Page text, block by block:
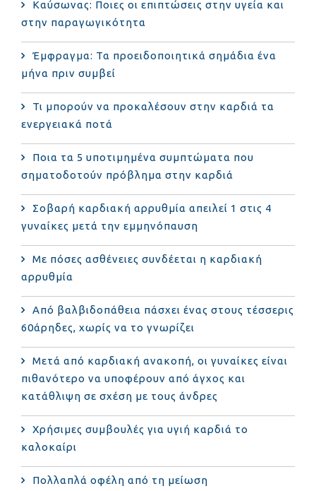
Καύσωνας: Ποιες οι επιπτώσεις στην υγεία και
στην παραγωγικότητα
Έμφραγμα: Τα προειδοποιητικά σημάδια ένα
μήνα πριν συμβεί
Τι μπορούν να προκαλέσουν στην καρδιά τα
ενεργειακά ποτά
Ποια τα 5 υποτιμημένα συμπτώματα που
σηματοδοτούν πρόβλημα στην καρδιά
Σοβαρή καρδιακή αρρυθμία απειλεί 1 στις 4
γυναίκες μετά την εμμηνόπαυση
Με πόσες ασθένειες συνδέεται η καρδιακή
αρρυθμία
Από βαλβιδοπάθεια πάσχει ένας στους τέσσερις
60άρηδες, χωρίς να το γνωρίζει
Μετά από καρδιακή ανακοπή, οι γυναίκες είναι
πιθανότερο να υποφέρουν από άγχος και
κατάθλιψη σε σχέση με τους άνδρες
Χρήσιμες συμβουλές για υγιή καρδιά το
καλοκαίρι
Πολλαπλά οφέλη από τη μείωση